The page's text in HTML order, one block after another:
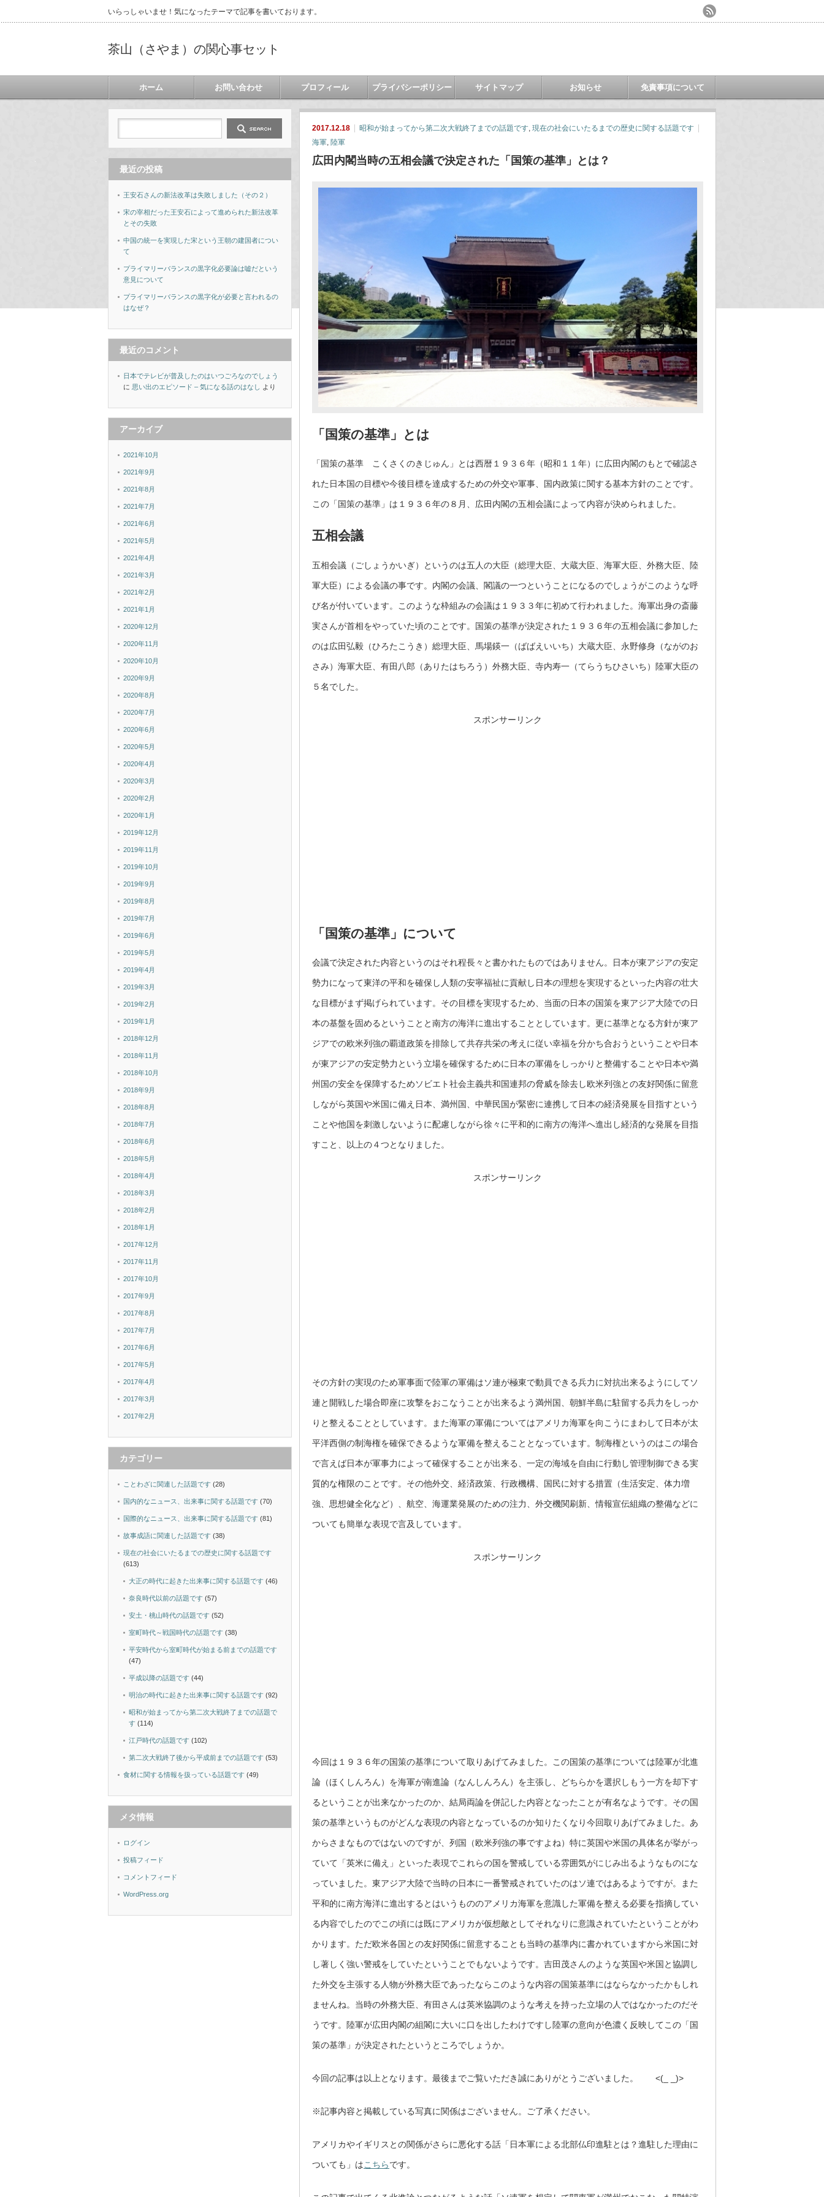
いらっしゃいませ！気になったテーマで記事を書いております。
茶山（さやま）の関心事セット
ホーム お問い合わせ プロフィール プライバシーポリシー サイトマップ お知らせ 免責事項について
2017.12.18 昭和が始まってから第二次大戦終了までの話題です, 現在の社会にいたるまでの歴史に関する話題です
海軍, 陸軍
広田内閣当時の五相会議で決定された「国策の基準」とは？
「国策の基準」とは
「国策の基準 こくさくのきじゅん」とは西暦１９３６年（昭和１１年）に広田内閣のもとで確認さ
れた日本国の目標や今後目標を達成するための外交や軍事、国内政策に関する基本方針のことです。
この「国策の基準」は１９３６年の８月、広田内閣の五相会議によって内容が決められました。
五相会議
五相会議（ごしょうかいぎ）というのは五人の大臣（総理大臣、大蔵大臣、海軍大臣、外務大臣、陸
軍大臣）による会議の事です。内閣の会議、閣議の一つということになるのでしょうがこのような呼
び名が付いています。このような枠組みの会議は１９３３年に初めて行われました。海軍出身の斎藤
実さんが首相をやっていた頃のことです。国策の基準が決定された１９３６年の五相会議に参加した
のは広田弘毅（ひろたこうき）総理大臣、馬場鍈一（ばばえいいち）大蔵大臣、永野修身（ながのお
さみ）海軍大臣、有田八郎（ありたはちろう）外務大臣、寺内寿一（てらうちひさいち）陸軍大臣の
５名でした。
スポンサーリンク
「国策の基準」について
会議で決定された内容というのはそれ程長々と書かれたものではありません。日本が東アジアの安定
勢力になって東洋の平和を確保し人類の安寧福祉に貢献し日本の理想を実現するといった内容の壮大
な目標がまず掲げられています。その目標を実現するため、当面の日本の国策を東アジア大陸での日
本の基盤を固めるということと南方の海洋に進出することとしています。更に基準となる方針が東ア
ジアでの欧米列強の覇道政策を排除して共存共栄の考えに従い幸福を分かち合おうということや日本
が東アジアの安定勢力という立場を確保するために日本の軍備をしっかりと整備することや日本や満
州国の安全を保障するためソビエト社会主義共和国連邦の脅威を除去し欧米列強との友好関係に留意
しながら英国や米国に備え日本、満州国、中華民国が緊密に連携して日本の経済発展を目指すという
ことや他国を刺激しないように配慮しながら徐々に平和的に南方の海洋へ進出し経済的な発展を目指
すこと、以上の４つとなりました。
スポンサーリンク
その方針の実現のため軍事面で陸軍の軍備はソ連が極東で動員できる兵力に対抗出来るようにしてソ
連と開戦した場合即座に攻撃をおこなうことが出来るよう満州国、朝鮮半島に駐留する兵力をしっか
りと整えることとしています。また海軍の軍備についてはアメリカ海軍を向こうにまわして日本が太
平洋西側の制海権を確保できるような軍備を整えることとなっています。制海権というのはこの場合
で言えば日本が軍事力によって確保することが出来る、一定の海域を自由に行動し管理制御できる実
質的な権限のことです。その他外交、経済政策、行政機構、国民に対する措置（生活安定、体力増
強、思想健全化など）、航空、海運業発展のための注力、外交機関刷新、情報宣伝組織の整備などに
ついても簡単な表現で言及しています。
スポンサーリンク
今回は１９３６年の国策の基準について取りあげてみました。この国策の基準については陸軍が北進
論（ほくしんろん）を海軍が南進論（なんしんろん）を主張し、どちらかを選択しもう一方を却下す
るということが出来なかったのか、結局両論を併記した内容となったことが有名なようです。その国
策の基準というものがどんな表現の内容となっているのか知りたくなり今回取りあげてみました。あ
からさまなものではないのですが、列国（欧米列強の事ですよね）特に英国や米国の具体名が挙がっ
ていて「英米に備え」といった表現でこれらの国を警戒している雰囲気がにじみ出るようなものにな
っていました。東アジア大陸で当時の日本に一番警戒されていたのはソ連ではあるようですが。また
平和的に南方海洋に進出するとはいうもののアメリカ海軍を意識した軍備を整える必要を指摘してい
る内容でしたのでこの頃には既にアメリカが仮想敵としてそれなりに意識されていたということがわ
かります。ただ欧米各国との友好関係に留意することも当時の基準内に書かれていますから米国に対
し著しく強い警戒をしていたということでもないようです。吉田茂さんのような英国や米国と協調し
た外交を主張する人物が外務大臣であったならこのような内容の国策基準にはならなかったかもしれ
ませんね。当時の外務大臣、有田さんは英米協調のような考えを持った立場の人ではなかったのだそ
うです。陸軍が広田内閣の組閣に大いに口を出したわけですし陸軍の意向が色濃く反映してこの「国
策の基準」が決定されたというところでしょうか。
今回の記事は以上となります。最後までご覧いただき誠にありがとうございました。 <(_ _)>
※記事内容と掲載している写真に関係はございません。ご了承ください。
アメリカやイギリスとの関係がさらに悪化する話「日本軍による北部仏印進駐とは？進駐した理由に
ついても」はこちらです。
最近の投稿
王安石さんの新法改革は失敗しました（その２）
宋の宰相だった王安石によって進められた新法改革
とその失敗
中国の統一を実現した宋という王朝の建国者につい
て
プライマリーバランスの黒字化必要論は嘘だという
意見について
プライマリーバランスの黒字化が必要と言われるの
はなぜ？
最近のコメント
日本でテレビが普及したのはいつごろなのでしょう
に 思い出のエピソード – 気になる話のはなし より
アーカイブ
2021年10月
2021年9月
2021年8月
2021年7月
2021年6月
2021年5月
2021年4月
2021年3月
2021年2月
2021年1月
2020年12月
2020年11月
2020年10月
2020年9月
2020年8月
2020年7月
2020年6月
2020年5月
2020年4月
2020年3月
2020年2月
2020年1月
2019年12月
2019年11月
2019年10月
2019年9月
2019年8月
2019年7月
2019年6月
2019年5月
2019年4月
2019年3月
2019年2月
2019年1月
2018年12月
2018年11月
2018年10月
2018年9月
2018年8月
2018年7月
2018年6月
2018年5月
2018年4月
2018年3月
2018年2月
2018年1月
2017年12月
2017年11月
2017年10月
2017年9月
2017年8月
2017年7月
2017年6月
2017年5月
2017年4月
2017年3月
2017年2月
カテゴリー
ことわざに関連した話題です (28)
国内的なニュース、出来事に関する話題です (70)
国際的なニュース、出来事に関する話題です (81)
故事成語に関連した話題です (38)
現在の社会にいたるまでの歴史に関する話題です
(613)
大正の時代に起きた出来事に関する話題です (46)
奈良時代以前の話題です (57)
安土・桃山時代の話題です (52)
室町時代～戦国時代の話題です (38)
平安時代から室町時代が始まる前までの話題です
(47)
平成以降の話題です (44)
明治の時代に起きた出来事に関する話題です (92)
昭和が始まってから第二次大戦終了までの話題で
す (114)
江戸時代の話題です (102)
第二次大戦終了後から平成前までの話題です (53)
食材に関する情報を扱っている話題です (49)
メタ情報
ログイン
投稿フィード
コメントフィード
WordPress.org